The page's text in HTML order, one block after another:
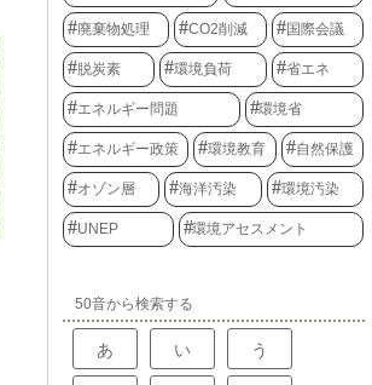
廃棄物処理 CO2削減 国際会議
脱炭素 環境負荷 省エネ
エネルギー問題 環境省
エネルギー政策 環境教育 自然保護
オゾン層 海洋汚染 環境汚染
UNEP 環境アセスメント
50音から検索する
あ い う